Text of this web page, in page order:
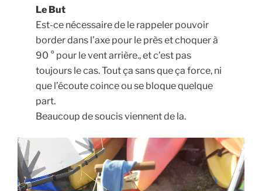
Le But
Est-ce nécessaire de le rappeler pouvoir
border dans l’axe pour le près et choquer à
90 ° pour le vent arrière., et c’est pas
toujours le cas. Tout ça sans que ça force, ni
que l’écoute coince ou se bloque quelque
part.
Beaucoup de soucis viennent de la.